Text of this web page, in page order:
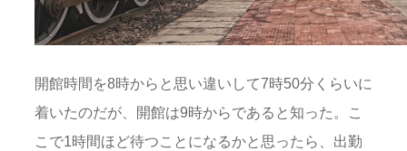
開館時間を8時からと思い違いして7時50分くらいに
着いたのだが、開館は9時からであると知った。こ
こで1時間ほど待つことになるかと思ったら、出勤